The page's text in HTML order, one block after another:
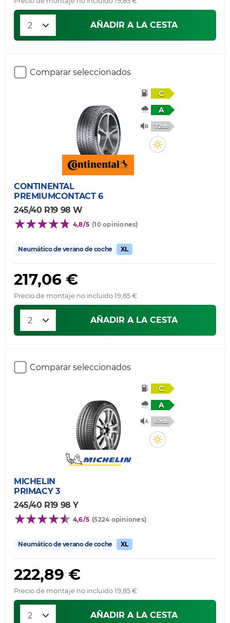
AÑADIR A LA CESTA
Comparar seleccionados
C
A
72db
CONTINENTAL
PREMIUMCONTACT 6
245/40 R19 98 W
4,8/5 (10 opiniones)
Neumático de verano de coche XL
217,06 €
Precio de montaje no incluido 19,85 €
AÑADIR A LA CESTA
Comparar seleccionados
C
A
69db
MICHELIN
PRIMACY 3
245/40 R19 98 Y
4,6/5 (5224 opiniones)
Neumático de verano de coche XL
222,89 €
Precio de montaje no incluido 19,85 €
AÑADIR A LA CESTA